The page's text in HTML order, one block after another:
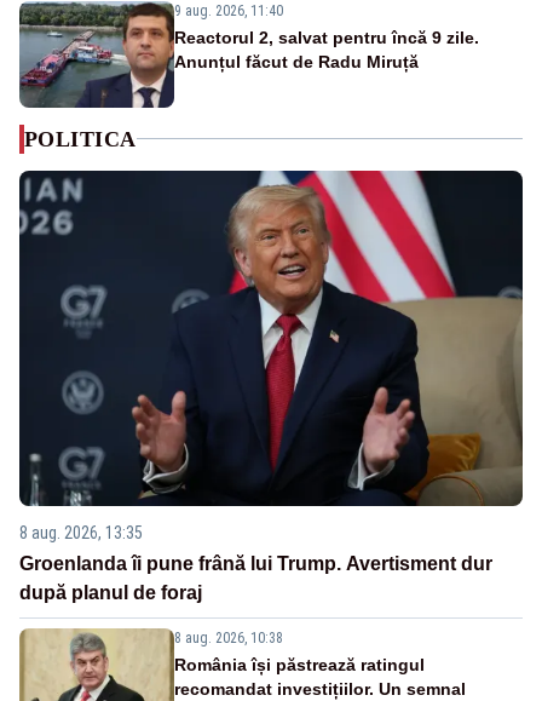
9 aug. 2026, 11:40
Reactorul 2, salvat pentru încă 9 zile.
Anunțul făcut de Radu Miruță
POLITICA
8 aug. 2026, 13:35
Groenlanda îi pune frână lui Trump. Avertisment dur
după planul de foraj
8 aug. 2026, 10:38
România își păstrează ratingul
recomandat investițiilor. Un semnal